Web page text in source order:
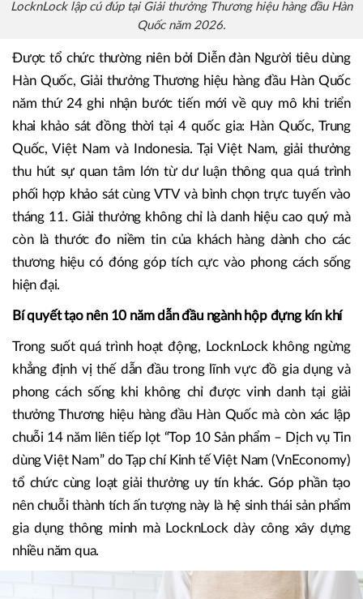
LocknLock lập cú đúp tại Giải thưởng Thương hiệu hàng đầu Hàn
Quốc năm 2026.
Được tổ chức thường niên bởi Diễn đàn Người tiêu dùng
Hàn Quốc, Giải thưởng Thương hiệu hàng đầu Hàn Quốc
năm thứ 24 ghi nhận bước tiến mới về quy mô khi triển
khai khảo sát đồng thời tại 4 quốc gia: Hàn Quốc, Trung
Quốc, Việt Nam và Indonesia. Tại Việt Nam, giải thưởng
thu hút sự quan tâm lớn từ dư luận thông qua quá trình
phối hợp khảo sát cùng VTV và bình chọn trực tuyến vào
tháng 11. Giải thưởng không chỉ là danh hiệu cao quý mà
còn là thước đo niềm tin của khách hàng dành cho các
thương hiệu có đóng góp tích cực vào phong cách sống
hiện đại.
Bí quyết tạo nên 10 năm dẫn đầu ngành hộp đựng kín khí
Trong suốt quá trình hoạt động, LocknLock không ngừng
khẳng định vị thế dẫn đầu trong lĩnh vực đồ gia dụng và
phong cách sống khi không chỉ được vinh danh tại giải
thưởng Thương hiệu hàng đầu Hàn Quốc mà còn xác lập
chuỗi 14 năm liên tiếp lọt “Top 10 Sản phẩm – Dịch vụ Tin
dùng Việt Nam” do Tạp chí Kinh tế Việt Nam (VnEconomy)
tổ chức cùng loạt giải thưởng uy tín khác. Góp phần tạo
nên chuỗi thành tích ấn tượng này là hệ sinh thái sản phẩm
gia dụng thông minh mà LocknLock dày công xây dựng
nhiều năm qua.